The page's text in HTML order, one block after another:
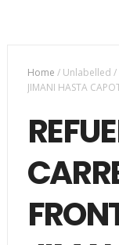
Home /Unlabelled /
JIMANI HASTA